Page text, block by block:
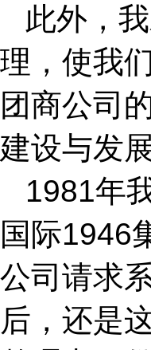
此外，
理，使我
团商公司
建设与发
1981年
国际1946
公司请求
后，还是